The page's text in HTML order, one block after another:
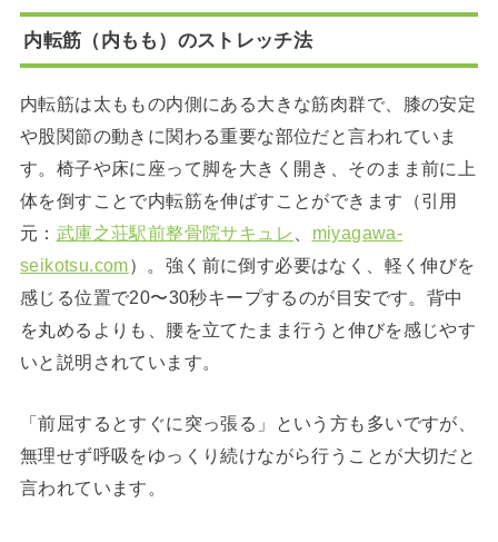
内転筋（内もも）のストレッチ法
内転筋は太ももの内側にある大きな筋肉群で、膝の安定
や股関節の動きに関わる重要な部位だと言われていま
す。椅子や床に座って脚を大きく開き、そのまま前に上
体を倒すことで内転筋を伸ばすことができます（引用
元： 武庫之荘駅前整骨院サキュレ
miyagawa-
seikotsu.com）。強く前に倒す必要はなく、軽く伸びを
感じる位置で20〜30秒キープするのが目安です。背中
を丸めるよりも、腰を立てたまま行うと伸びを感じやす
いと説明されています。
「前屈するとすぐに突っ張る」という方も多いですが、
無理せず呼吸をゆっくり続けながら行うことが大切だと
言われています。